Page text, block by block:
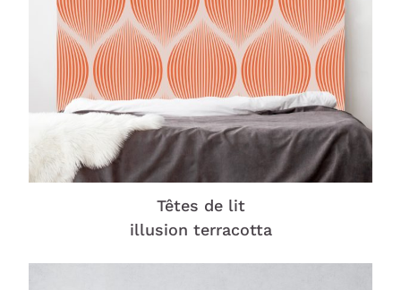
Têtes de lit
illusion terracotta